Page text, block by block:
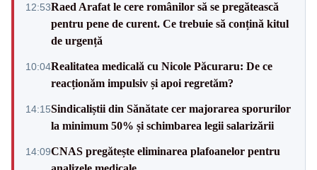
12:53Raed Arafat le cere românilor să se pregătească
pentru pene de curent. Ce trebuie să conțină kitul
de urgență
10:04Realitatea medicală cu Nicole Păcuraru: De ce
reacționăm impulsiv și apoi regretăm?
14:15Sindicaliștii din Sănătate cer majorarea sporurilor
la minimum 50% și schimbarea legii salarizării
14:09CNAS pregătește eliminarea plafoanelor pentru